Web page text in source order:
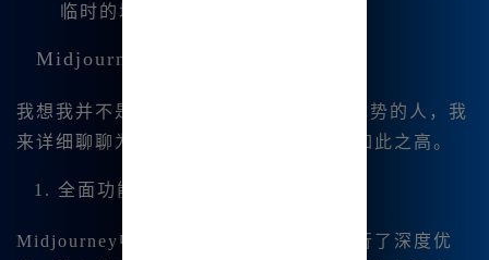
临时的增加费用。
Midjourney的超高性价比
我想我并不是唯一体验到这个平台价格优势的人，我
来详细聊聊为什么Midjourney的性价比如此之高。
1. 全面功能覆盖
Midjourney中文站官网针对国内用户进行了深度优